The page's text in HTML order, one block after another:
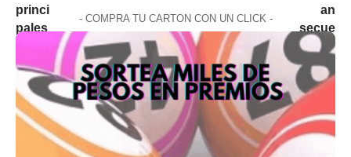
- COMPRA TU CARTON CON UN CLICK -